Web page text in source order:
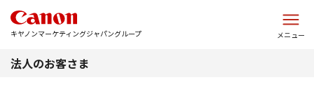
キヤノンマーケティングジャパングループ メニュー
法人のお客さま